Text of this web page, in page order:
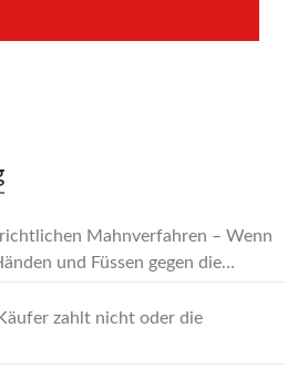
Mahnverfahren – Wenn
und Füssen gegen die
zahlt nicht oder die